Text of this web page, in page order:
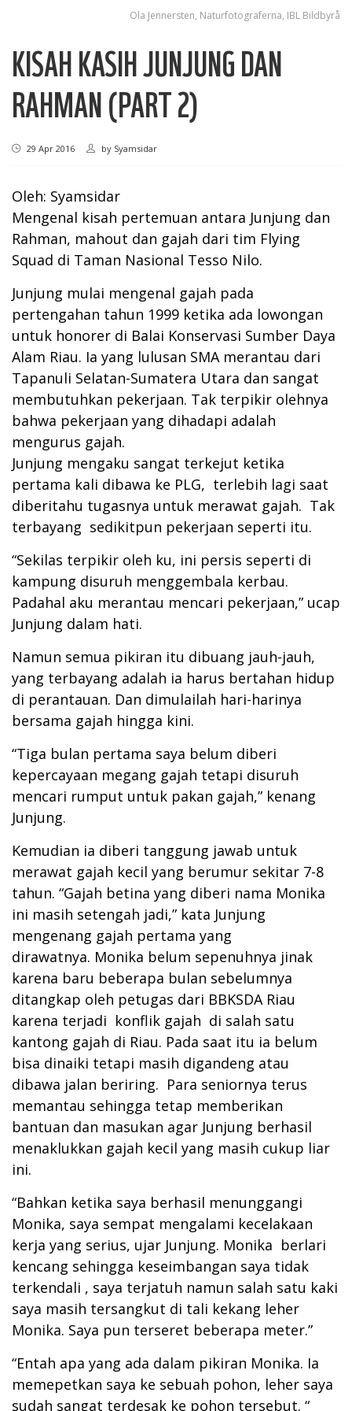
Ola Jennersten, Naturfotograferna, IBL Bildbyrå
KISAH KASIH JUNJUNG DAN
RAHMAN (PART 2)
29 Apr 2016 by Syamsidar
Oleh: Syamsidar
Mengenal kisah pertemuan antara Junjung dan
Rahman, mahout dan gajah dari tim Flying
Squad di Taman Nasional Tesso Nilo.
Junjung mulai mengenal gajah pada
pertengahan tahun 1999 ketika ada lowongan
untuk honorer di Balai Konservasi Sumber Daya
Alam Riau. Ia yang lulusan SMA merantau dari
Tapanuli Selatan-Sumatera Utara dan sangat
membutuhkan pekerjaan. Tak terpikir olehnya
bahwa pekerjaan yang dihadapi adalah
mengurus gajah.
Junjung mengaku sangat terkejut ketika
pertama kali dibawa ke PLG, terlebih lagi saat
diberitahu tugasnya untuk merawat gajah. Tak
terbayang sedikitpun pekerjaan seperti itu.
“Sekilas terpikir oleh ku, ini persis seperti di
kampung disuruh menggembala kerbau.
Padahal aku merantau mencari pekerjaan,” ucap
Junjung dalam hati.
Namun semua pikiran itu dibuang jauh-jauh,
yang terbayang adalah ia harus bertahan hidup
di perantauan. Dan dimulailah hari-harinya
bersama gajah hingga kini.
“Tiga bulan pertama saya belum diberi
kepercayaan megang gajah tetapi disuruh
mencari rumput untuk pakan gajah,” kenang
Junjung.
Kemudian ia diberi tanggung jawab untuk
merawat gajah kecil yang berumur sekitar 7-8
tahun. “Gajah betina yang diberi nama Monika
ini masih setengah jadi,” kata Junjung
mengenang gajah pertama yang
dirawatnya. Monika belum sepenuhnya jinak
karena baru beberapa bulan sebelumnya
ditangkap oleh petugas dari BBKSDA Riau
karena terjadi konflik gajah di salah satu
kantong gajah di Riau. Pada saat itu ia belum
bisa dinaiki tetapi masih digandeng atau
dibawa jalan beriring. Para seniornya terus
memantau sehingga tetap memberikan
bantuan dan masukan agar Junjung berhasil
menaklukkan gajah kecil yang masih cukup liar
ini.
“Bahkan ketika saya berhasil menunggangi
Monika, saya sempat mengalami kecelakaan
kerja yang serius, ujar Junjung. Monika berlari
kencang sehingga keseimbangan saya tidak
terkendali , saya terjatuh namun salah satu kaki
saya masih tersangkut di tali kekang leher
Monika. Saya pun terseret beberapa meter.”
“Entah apa yang ada dalam pikiran Monika. Ia
memepetkan saya ke sebuah pohon, leher saya
sudah sangat terdesak ke pohon tersebut. “